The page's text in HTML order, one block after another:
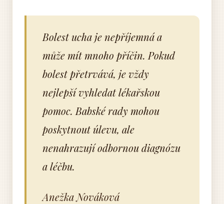
Bolest ucha je nepříjemná a
může mít mnoho příčin. Pokud
bolest přetrvává, je vždy
nejlepší vyhledat lékařskou
pomoc. Babské rady mohou
poskytnout úlevu, ale
nenahrazují odbornou diagnózu
a léčbu.
Anežka Nováková